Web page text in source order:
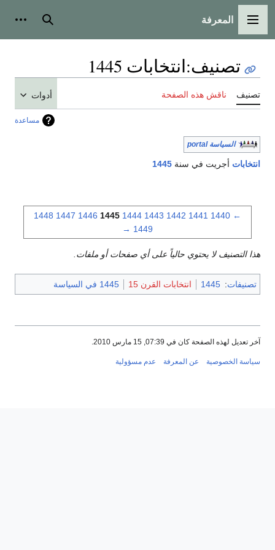
القائمة الرئيسية
المعرفة بحث
تصنيف:انتخابات 1445
تصنيف ناقش هذه الصفحة أدوات
مساعدة
السياسة portal
انتخابات أجريت في سنة 1445
←
1440
1441
1442
1443
1444
1445
1446
1447
1448
1449
→
هذا التصنيف لا يحتوي حالياً على أي صفحات أو ملفات.
تصنيفات:
1445 انتخابات القرن 15 1445 في السياسة
آخر تعديل لهذه الصفحة كان في 07:39, 15 مارس 2010.
سياسة الخصوصية عن المعرفة عدم مسؤولية